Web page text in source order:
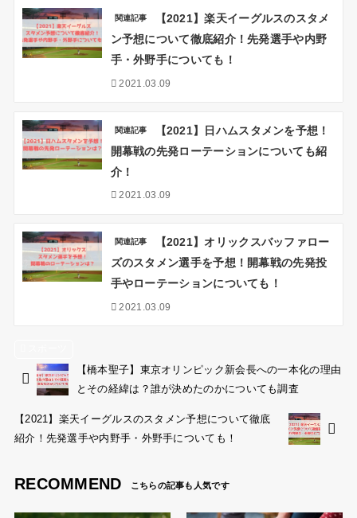
関連記事
【2021】楽天イーグルスのスタメ
ン予想について徹底紹介！先発選手や内野
手・外野手についても！
2021.03.09
関連記事
【2021】日ハムスタメンを予想！
開幕戦の先発ローテーションについても紹
介！
2021.03.09
関連記事
【2021】オリックスバッファロー
ズのスタメン選手を予想！開幕戦の先発投
手やローテーションについても！
2021.03.09
【橋本聖子】東京オリンピック新会長への一本化の理由
とその経緯は？誰が決めたのかについても調査
【2021】楽天イーグルスのスタメン予想について徹底
紹介！先発選手や内野手・外野手についても！
RECOMMEND